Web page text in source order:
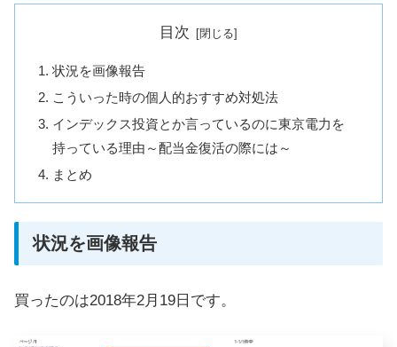
目次
状況を画像報告
こういった時の個人的おすすめ対処法
インデックス投資とか言っているのに東京電力を
持っている理由～配当金復活の際には～
まとめ
状況を画像報告
買ったのは2018年2月19日です。